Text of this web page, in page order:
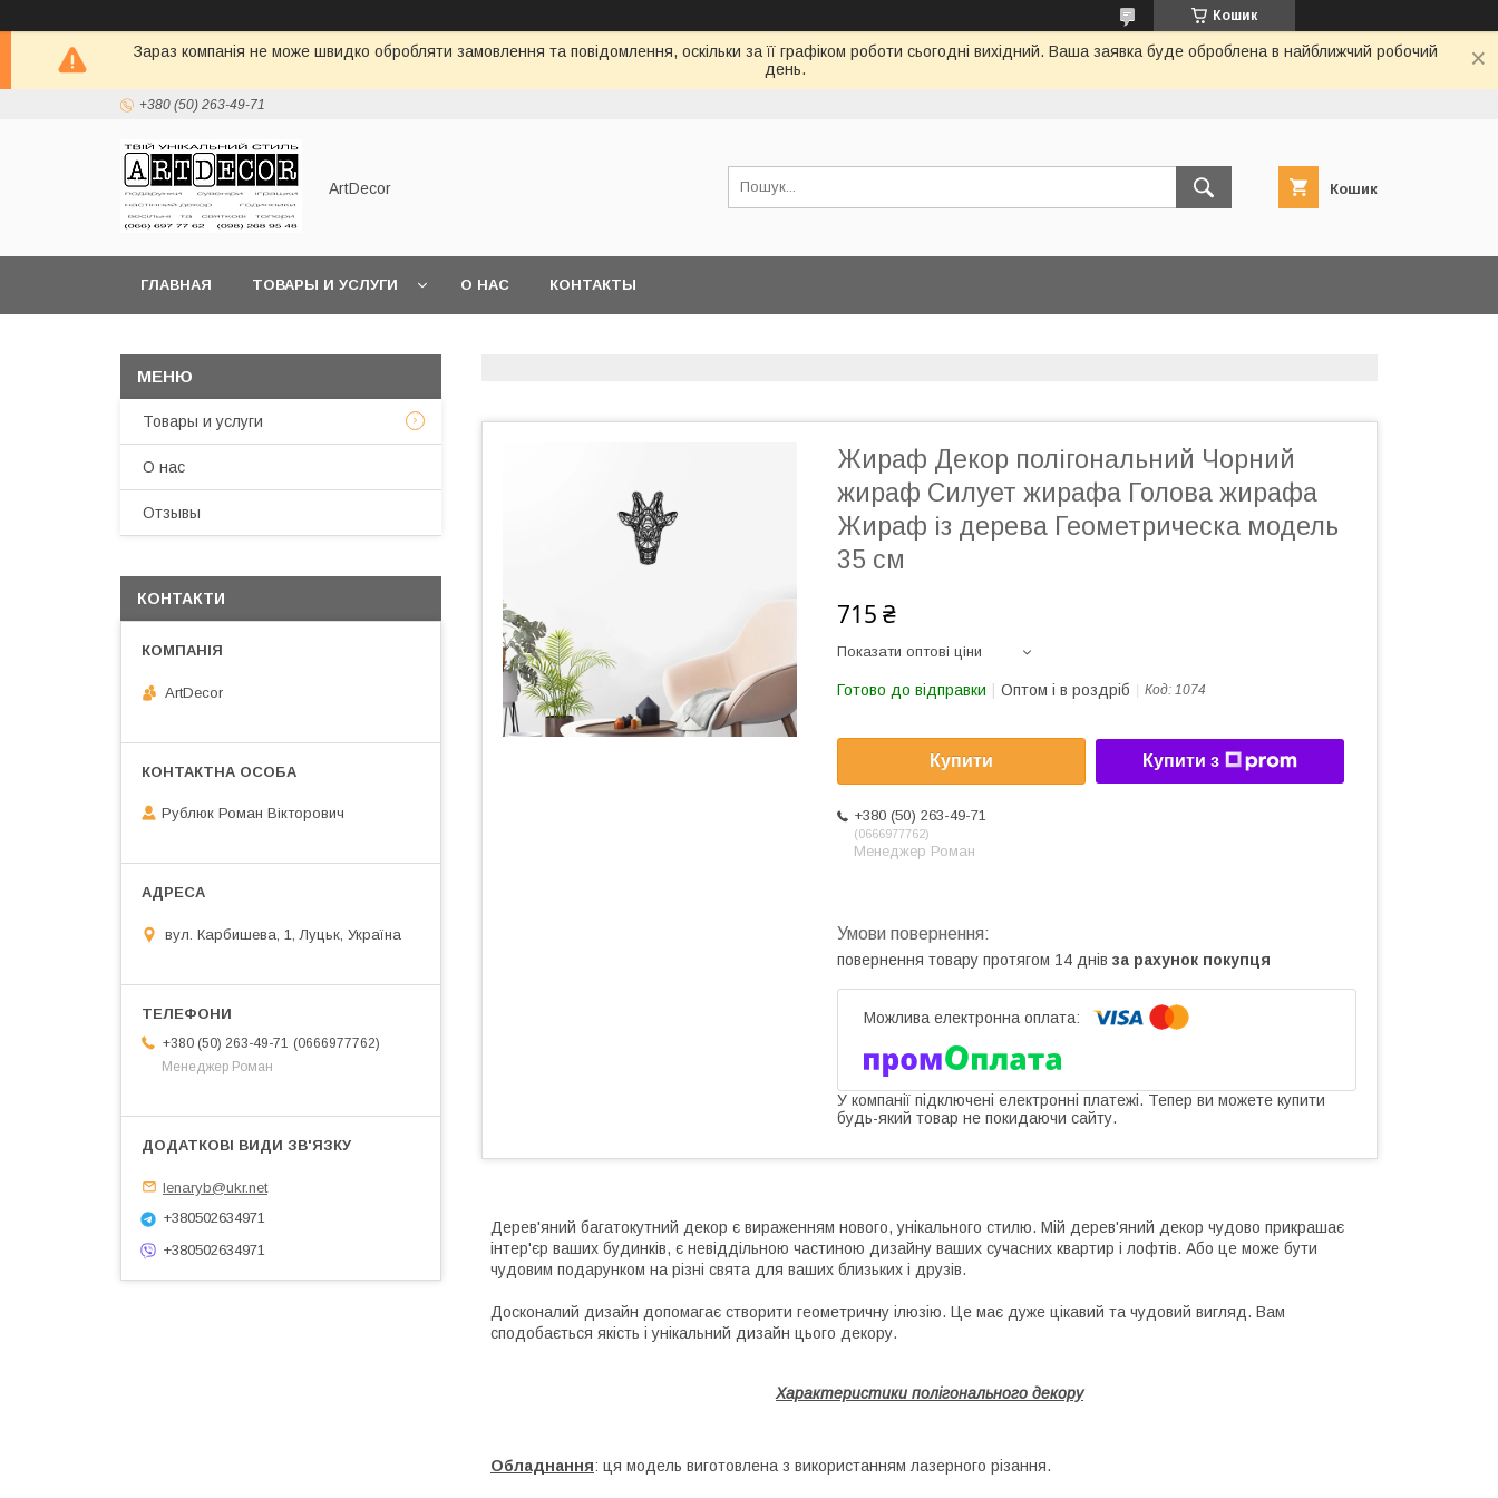
Кошик
Зараз компанія не може швидко обробляти замовлення та повідомлення, оскільки за її графіком роботи сьогодні вихідний. Ваша заявка буде оброблена в найближчий робочий
день.
+380 (50) 263-49-71
ArtDecor Кошик
ГЛАВНАЯ ТОВАРЫ И УСЛУГИ О НАС КОНТАКТЫ
Жираф Декор полігональний Чорний
жираф Силует жирафа Голова жирафа
Жираф із дерева Геометрическа модель
35 см
715 ₴
Показати оптові ціни
Готово до відправки Оптом і в роздріб Код: 1074
Купити Купити з
+380 (50) 263-49-71
0666977762
Менеджер Роман
повернення товару протягом 14 днів за рахунок покупця
У компанії підключені електронні платежі. Тепер ви можете купити
будь-який товар не покидаючи сайту.
Дерев'яний багатокутний декор є вираженням нового, унікального стилю. Мій дерев'яний декор чудово прикрашає
інтер'єр ваших будинків, є невіддільною частиною дизайну ваших сучасних квартир і лофтів. Або це може бути
чудовим подарунком на різні свята для ваших близьких і друзів.
Досконалий дизайн допомагає створити геометричну ілюзію. Це має дуже цікавий та чудовий вигляд. Вам
сподобається якість і унікальний дизайн цього декору.
Характеристики полігонального декору
Обладнання: ця модель виготовлена з використанням лазерного різання.
Товары и услуги
О нас
Отзывы
КОНТАКТИ
ArtDecor
Рублюк Роман Вікторович
вул. Карбишева, 1, Луцьк, Україна
+380 (50) 263-49-71
0666977762
Менеджер Роман
lenaryb@ukr.net
+380502634971
+380502634971